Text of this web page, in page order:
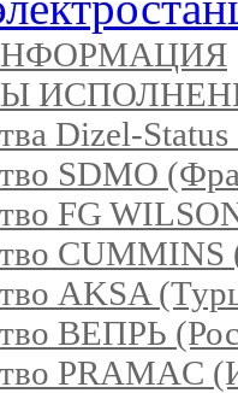
Dizel-
SDMO
FG
CUMMINS
AKSA
ВЕПРЬ
PRAMAC